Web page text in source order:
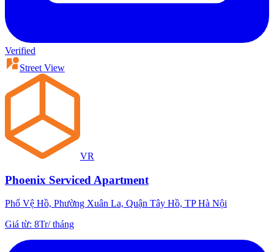
Verified
Street View
VR
Phoenix Serviced Apartment
Phố Vệ Hồ, Phường Xuân La, Quận Tây Hồ, TP Hà Nội
Giá từ: 8Tr/tháng